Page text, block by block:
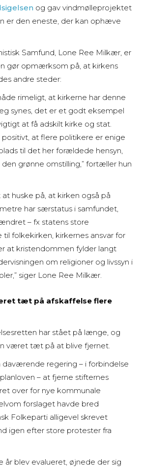
og gav vindmølleprojektet
er den eneste, der kan ophæve
Samfund, Lone Ree Milkær, er
gør opmærksom på, at kirkens
andre steder:
rimeligt, at kirkerne har denne
synes, det er et godt eksempel
at få adskilt kirke og stat.
at flere politikere er enige
til det her forældede hensyn,
grønne omstilling,” fortæller hun
huske på, at kirken også på
har særstatus i samfundet,
– fx statens store
folkekirken, kirkernes ansvar for
at kristendommen fylder langt
om religioner og livssyn i
siger Lone Ree Milkær.
tæt på afskaffelse flere
har stået på længe, og
været tæt på at blive fjernet.
daværende regering – i forbindelse
– at fjerne stifternes
over for nye kommunale
forslaget havde bred
Folkeparti alligevel skrevet
igen efter store protester fra
år blev evalueret, øjnede der sig